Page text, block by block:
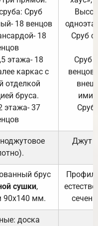
Сруб
18 венцов
18
этажа- 18
каркас с
отделкой
бруса.
этажа- 37
Сруб с
Сруб
Сруб
Джут
брус
сушки,
90х140 мм.
доска